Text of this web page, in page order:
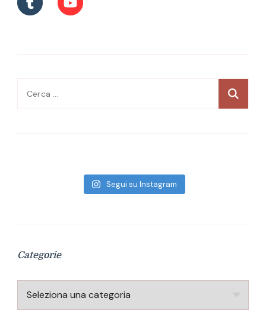
Ricerca
Segui su Instagram
Categorie
Categorie